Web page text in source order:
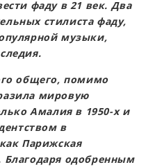
фаду в 21 век. Два
стилиста фаду,
музыки,
общего, помимо
мировую
Амалия в 1950-х и
в
Парижская
одобренным